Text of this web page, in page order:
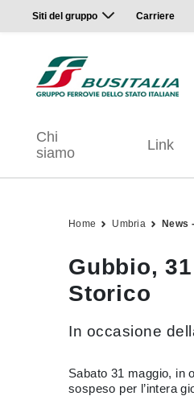
Siti del gruppo Carriere
Chi
siamo
Link
Home Umbria News
Gubbio,
Storico
In occasione
Sabato 31 maggio, in
sospeso per l’intera